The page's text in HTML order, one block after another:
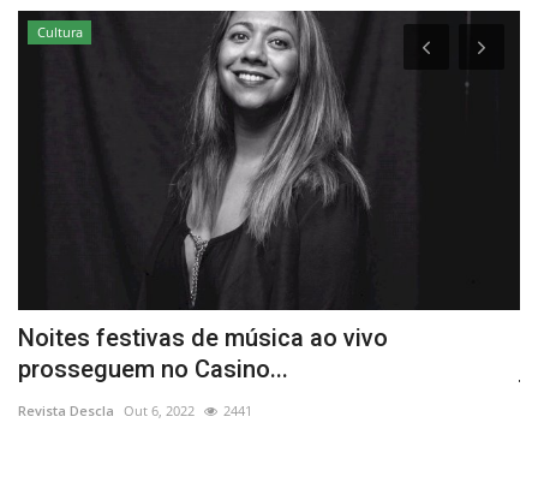
Cultura
Noites festivas de música ao vivo
prosseguem no Casino...
Revista Descla Out 6, 2022 2441